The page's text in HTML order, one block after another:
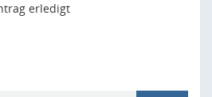
erledigt